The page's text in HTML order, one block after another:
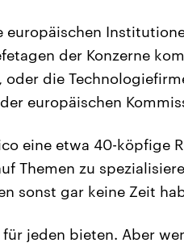
europäischen
der Konzerne
oder die
europäischen
eine etwa 40-köpfige
Themen zu
sonst gar keine Zeit
jeden bieten. Aber